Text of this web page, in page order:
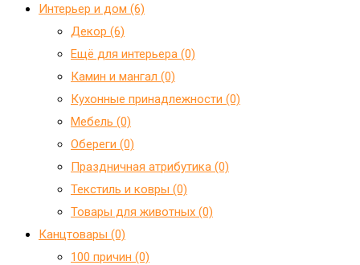
Интерьер и дом (6)
Декор (6)
Ещё для интерьера (0)
Камин и мангал (0)
Кухонные принадлежности (0)
Мебель (0)
Обереги (0)
Праздничная атрибутика (0)
Текстиль и ковры (0)
Товары для животных (0)
Канцтовары (0)
100 причин (0)